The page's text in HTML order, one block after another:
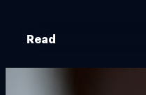
Read